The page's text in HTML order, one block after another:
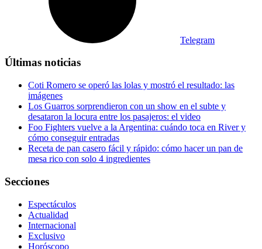
Telegram
Últimas noticias
Coti Romero se operó las lolas y mostró el resultado: las
imágenes
Los Guarros sorprendieron con un show en el subte y
desataron la locura entre los pasajeros: el video
Foo Fighters vuelve a la Argentina: cuándo toca en River y
cómo conseguir entradas
Receta de pan casero fácil y rápido: cómo hacer un pan de
mesa rico con solo 4 ingredientes
Secciones
Espectáculos
Actualidad
Internacional
Exclusivo
Horóscopo